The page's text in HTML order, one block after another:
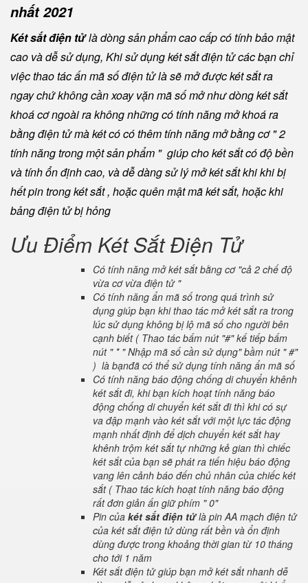
nhất 2021
Két sắt điện tửlà dòng sản phẩm cao cấp có tính bảo mật
cao và dễ sử dụng, Khi sử dụng két sắt điện tử các bạn chỉ
việc thao tác ấn mã số điện tử là sẽ mở được két sắt ra
ngay chứ không cần xoay vặn mã số mở như dòng két sắt
khoá cơ ngoài ra không những có tính năng mở khoá ra
bằng điện tử mà két có có thêm tính năng mở bằng cơ " 2
tính năng trong một sản phẩm " giúp cho két sắt có độ bền
và tính ổn định cao, và dễ dàng sử lý mở két sắt khi khi bị
hết pin trong két sắt , hoặc quên mật mã két sắt, hoặc khi
bảng điện tử bị hỏng
Ưu Điểm Két Sắt Điện Tử
Có tính năng mở két sắt bằng cơ "cả 2 chế độ
vừa cơ vừa điện tử "
Có tính năng ẩn mã số trong quá trình sử
dụng giúp bạn khi thao tác mở két sắt ra trong
lúc sử dụng không bị lộ mã số cho người bên
cạnh biết ( Thao tác bấm nút "#" kế tiếp bấm
nút " * " Nhập mã số cần sử dụng" bầm nút " #"
) là bạnđã có thể sử dụng tính năng ẩn mã số
Có tính năng báo động chống di chuyển khênh
két sắt đi, khi bạn kích hoạt tính năng báo
động chống di chuyển két sắt đi thì khi có sự
va đập mạnh vào két sắt với một lực tác động
mạnh nhất định để dịch chuyển két sắt hay
khênh trộm két sắt tự những kẻ gian thì chiếc
két sắt của bạn sẽ phát ra tiến hiệu báo động
vang lên cảnh báo đến chủ nhân của chiếc két
sắt ( Thao tác kích hoạt tính năng báo động
rất đơn giản ấn giữ phím " 0"
Pin của két sắt điện tửlà pin AA mạch điện tử
của két sắt điện tử dùng rất bền và ổn định
dùng được trong khoảng thời gian từ 10 tháng
cho tới 1 năm
Két sắt điện tử giúp bạn mở két sắt nhanh dễ